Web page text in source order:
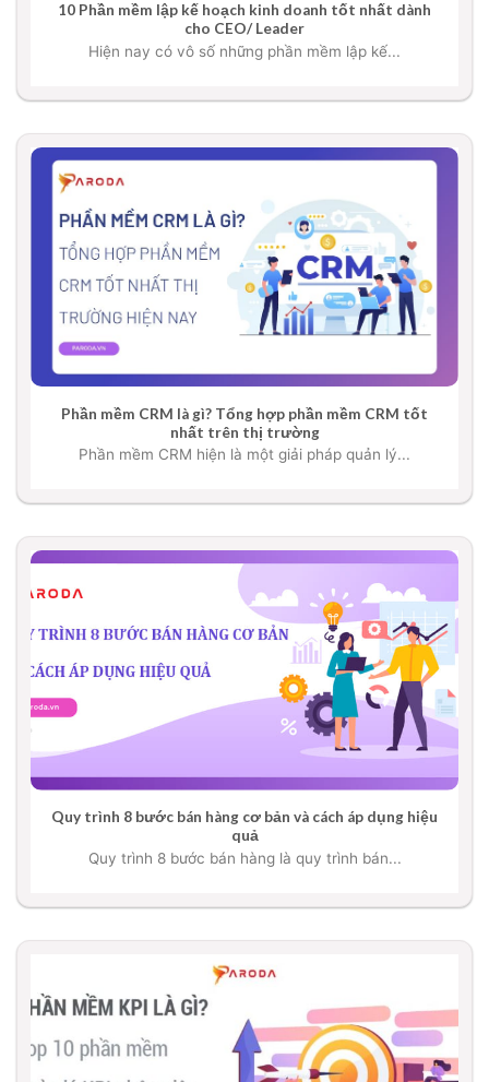
10 Phần mềm lập kế hoạch kinh doanh tốt nhất dành
cho CEO/ Leader
Hiện nay có vô số những phần mềm lập kế...
Phần mềm CRM là gì? Tổng hợp phần mềm CRM tốt
nhất trên thị trường
Phần mềm CRM hiện là một giải pháp quản lý...
Quy trình 8 bước bán hàng cơ bản và cách áp dụng hiệu
quả
Quy trình 8 bước bán hàng là quy trình bán...